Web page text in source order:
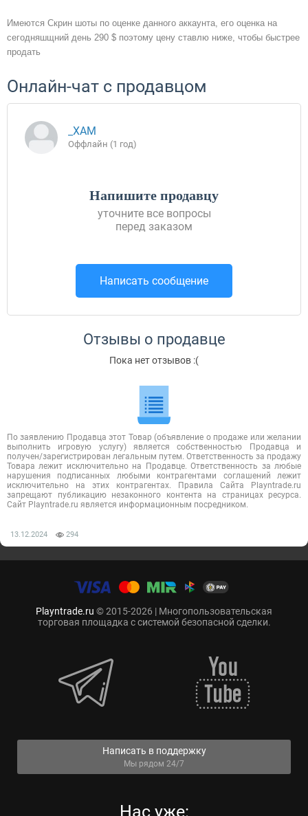
Имеются Скрин шоты по оценке данного аккаунта, его оценка на
сегодняшщний день 290 $ поэтому цену ставлю ниже, чтобы быстрее
продать
Онлайн-чат с продавцом
_XAM
Оффлайн (1 год)
Напишите продавцу
уточните все вопросы
перед заказом
Написать сообщение
Отзывы о продавце
Пока нет отзывов :(
По заявлению Продавца этот Товар (объявление о продаже или желании
выполнить игровую услугу) является собственностью Продавца и
получен/зарегистрирован легальным путем. Ответственность за продажу
Товара лежит исключительно на Продавце. Ответственность за любые
нарушения подписанных любыми контрагентами соглашений лежит
исключительно на этих контрагентах. Правила Сайта Playntrade.ru
запрещают публикацию незаконного контента на страницах ресурса.
Сайт Playntrade.ru является информационным посредником.
13.12.2024 294
Playntrade.ru © 2015-2026 | Многопользовательская
торговая площадка с системой безопасной сделки.
Написать в поддержку
Мы рядом 24/7
Нас уже: